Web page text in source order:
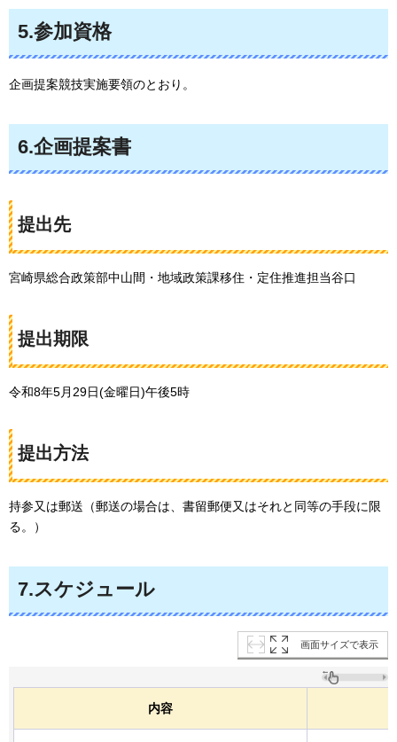
5.参加資格
企画提案競技実施要領のとおり。
6.企画提案書
提出先
宮崎県総合政策部中山間・地域政策課移住・定住推進担当谷口
提出期限
令和8年5月29日(金曜日)午後5時
提出方法
持参又は郵送（郵送の場合は、書留郵便又はそれと同等の手段に限
る。）
7.スケジュール
画面サイズで表示
内容